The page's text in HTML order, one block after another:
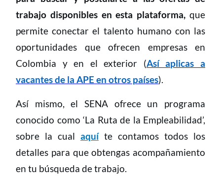
trabajo disponibles en esta plataforma, que
permite conectar el talento humano con las
oportunidades que ofrecen empresas en
Colombia y en el exterior (Así aplicas a
vacantes de la APE en otros países).
Así mismo, el SENA ofrece un programa
conocido como ‘La Ruta de la Empleabilidad’,
sobre la cual aquíte contamos todos los
detalles para que obtengas acompañamiento
en tu búsqueda de trabajo.